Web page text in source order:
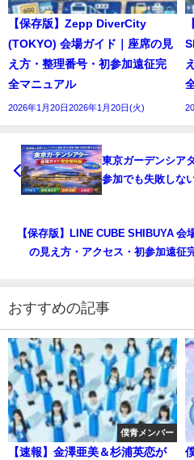
【保存版】Zepp DiverCity
(TOKYO) 会場ガイド｜座席の見
え方・整理番号・初参加遠征完
全マニュアル
2026年1月20日2026年1月20日(火)
東京ガーデンシア
参加でも失敗しな
【保存版】LINE CUBE SHIBUYA 会
の見え方・アクセス・初参加遠征
おすすめの記事
僕青メンバー
【速報】金澤亜美＆杉浦英恋が